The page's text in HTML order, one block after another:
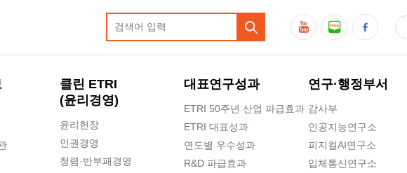
클린 ETRI
(윤리경영)
윤리헌장
인권경영
청렴·반부패경영
대표연구성과
ETRI 50주년 산업 파급효과
ETRI 대표성과
연도별 우수성과
R&D 파급효과
연구·행정부서
감사부
인공지능연구소
피지컬AI연구소
입체통신연구소